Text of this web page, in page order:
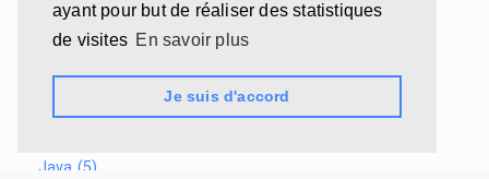
ayant pour but de réaliser des statistiques
de visites En savoir plus
Je suis d'accord
(5)
(5)
Java (5)